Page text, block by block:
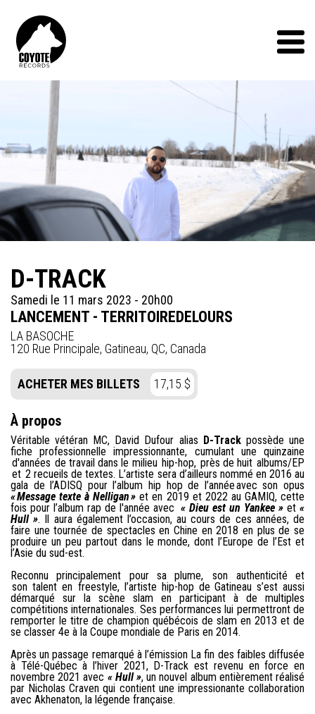
Records
Menu
D-TRACK
Samedi le 11 mars 2023 - 20h00
LANCEMENT - TERRITOIREDELOURS
LA BASOCHE
120 Rue Principale, Gatineau, QC, Canada
17,15 $
ACHETER MES BILLETS
À propos
Véritable vétéran MC, David Dufour alias D-Track possède une
fiche professionnelle impressionnante, cumulant une quinzaine
d'années de travail dans le milieu hip-hop, près de huit albums/EP
et 2 recueils de textes. L’artiste sera d’ailleurs nommé en 2016 au
gala de l’ADISQ pour l’album hip hop de l’année avec son opus
« Message texte à Nelligan » et en 2019 et 2022 au GAMIQ, cette
fois pour l’album rap de l'année avec« Dieu est un Yankee »et «
Hull ». Il aura également l’occasion, au cours de ces années, de
faire une tournée de spectacles en Chine en 2018 en plus de se
produire un peu partout dans le monde, dont l’Europe de l’Est et
l’Asie du sud-est.
Reconnu principalement pour sa plume, son authenticité et
son talent en freestyle, l’artiste hip-hop de Gatineau s’est aussi
démarqué sur la scène slam en participant à de multiples
compétitions internationales. Ses performances lui permettront de
remporter le titre de champion québécois de slam en 2013 et de
se classer 4e à la Coupe mondiale de Paris en 2014.
Après un passage remarqué à l’émission La fin des faibles diffusée
à Télé-Québec à l’hiver 2021, D-Track est revenu en force en
novembre 2021 avec « Hull », un nouvel album entièrement réalisé
par Nicholas Craven qui contient une impressionante collaboration
avec Akhenaton, la légende française.